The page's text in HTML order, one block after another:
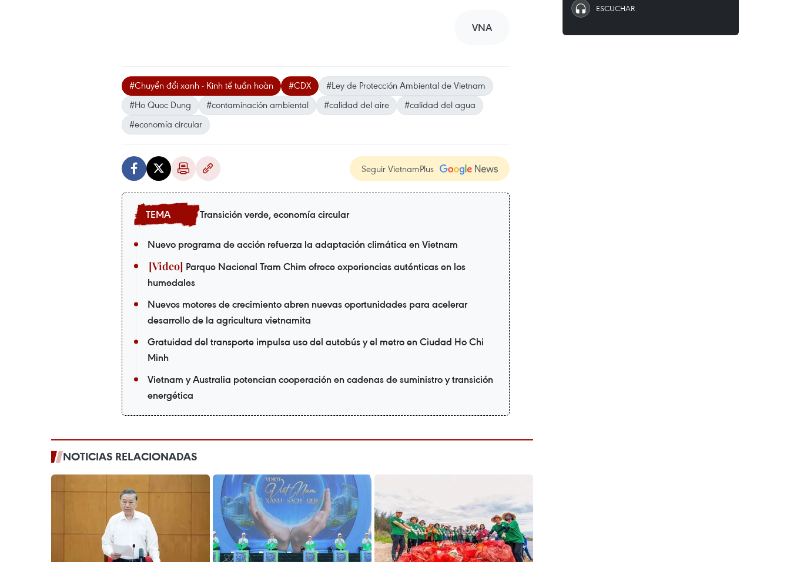
VNA
#Chuyển đổi xanh - Kinh tế tuần hoàn #CDX
#Ley de Protección Ambiental de Vietnam
#Ho Quoc Dung
#contaminación ambiental #calidad del aire
#calidad del agua
#economía circular
Seguir VietnamPlus
Transición verde, economía circular
Nuevo programa de acción refuerza la adaptación climática en Vietnam
Parque Nacional Tram Chim ofrece experiencias auténticas en los
humedales
Nuevos motores de crecimiento abren nuevas oportunidades para acelerar
desarrollo de la agricultura vietnamita
Gratuidad del transporte impulsa uso del autobús y el metro en Ciudad Ho Chi
Minh
Vietnam y Australia potencian cooperación en cadenas de suministro y transición
energética
NOTICIAS RELACIONADAS
ESCUCHAR